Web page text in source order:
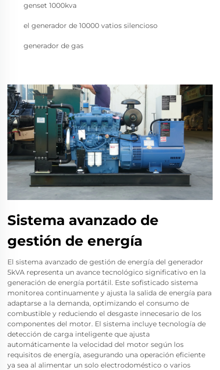
genset 1000kva
el generador de 10000 vatios silencioso
generador de gas
Sistema avanzado de
gestión de energía
El sistema avanzado de gestión de energía del generador
5kVA representa un avance tecnológico significativo en la
generación de energía portátil. Este sofisticado sistema
monitorea continuamente y ajusta la salida de energía para
adaptarse a la demanda, optimizando el consumo de
combustible y reduciendo el desgaste innecesario de los
componentes del motor. El sistema incluye tecnología de
detección de carga inteligente que ajusta
automáticamente la velocidad del motor según los
requisitos de energía, asegurando una operación eficiente
ya sea al alimentar un solo electrodoméstico o varios